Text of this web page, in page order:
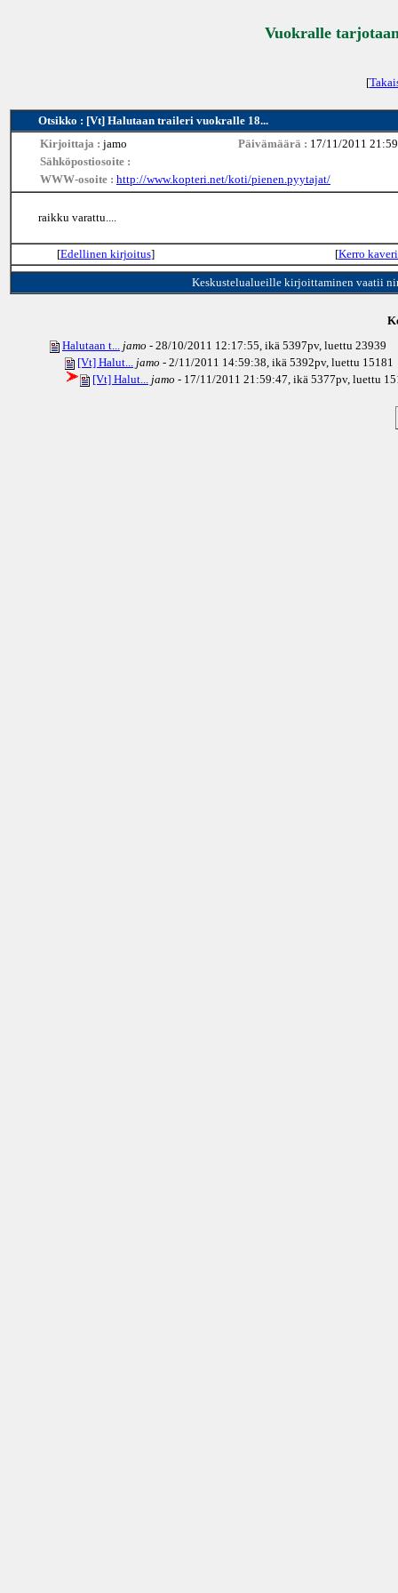
Vuokralle
[
Otsikko : [Vt] Halutaan traileri vuokralle 18...
Kirjoittaja : jamo Päivämäärä : 17/11/2011
Sähköpostiosoite :
WWW-osoite : http://www.kopteri.net/koti/pienen.pyytajat/
raikku varattu....
[Edellinen kirjoitus] [Kerro
Keskustelualueille kirjoittaminen vaatii
Halutaan t... jamo - 28/10/2011 12:17:55, ikä 5397pv, luettu 23939
[Vt] Halut... jamo - 2/11/2011 14:59:38, ikä 5392pv, luettu 15181
[Vt] Halut... jamo - 17/11/2011 21:59:47, ikä 5377pv, luettu